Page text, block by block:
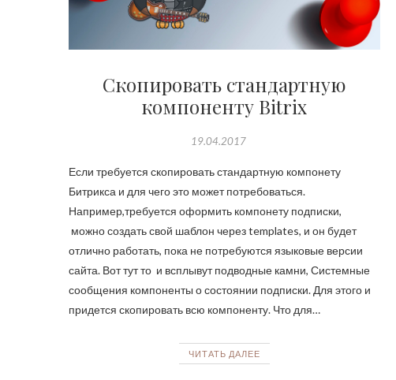
Скопировать стандартную
компоненту Bitrix
19.04.2017
Если требуется скопировать стандартную компонету
Битрикса и для чего это может потребоваться.
Например,требуется оформить компонету подписки,
можно создать свой шаблон через templates, и он будет
отлично работать, пока не потребуются языковые версии
сайта. Вот тут то и всплывут подводные камни, Системные
сообщения компоненты о состоянии подписки. Для этого и
придется скопировать всю компоненту. Что для…
ЧИТАТЬ ДАЛЕЕ